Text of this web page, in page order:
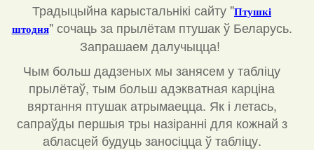
Традыцыйна карыстальнікі сайту "Птушкі
штодня" сочаць за прылётам птушак ў Беларусь.
Запрашаем далучыцца!
Чым больш дадзеных мы занясем у табліцу
прылётаў, тым больш адэкватная карціна
вяртання птушак атрымаецца. Як і летась,
сапраўды першыя тры назіранні для кожнай з
абласцей будуць заносіцца ў табліцу.